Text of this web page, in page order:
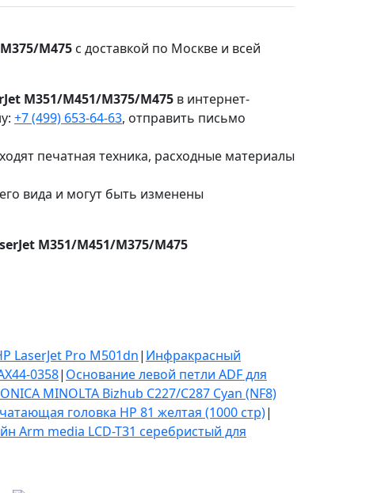
M475 с доставкой по Москве и всей
M351/M451/M375/M475 в интернет-
+7 (499) 653-64-63, отправить письмо
печатная техника, расходные материалы
вида и могут быть изменены
M351/M451/M375/M475
LaserJet Pro M501dn| Инфракрасный
0358| Основание левой петли ADF для
MINOLTA Bizhub C227/C287 Cyan (NF8)
головка HP 81 желтая (1000 стр)|
Arm media LCD-T31 серебристый для